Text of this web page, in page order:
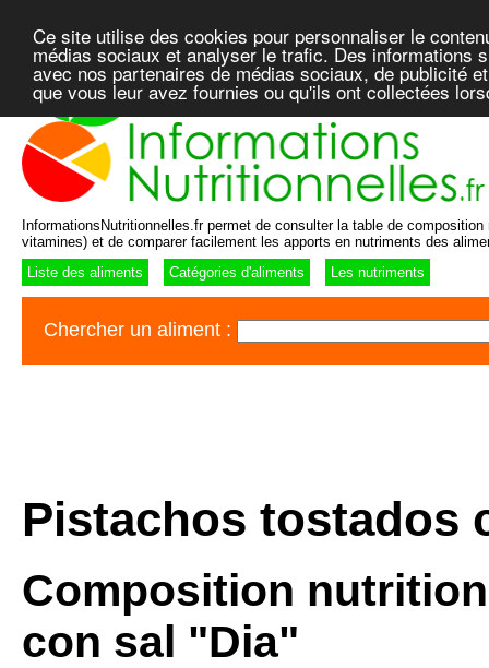
Ce site utilise des cookies pour personnaliser le
médias sociaux et analyser le trafic. Des informations
avec nos partenaires de médias sociaux, de publicité
que vous leur avez fournies ou qu'ils ont collectées
InformationsNutritionnelles.fr permet de consulter la table de
vitamines) et de comparer facilement les apports en nutriments des
Liste des aliments
Catégories d'aliments Les nutriments
Chercher un aliment :
Pistachos tostados
Composition
con sal "Dia"